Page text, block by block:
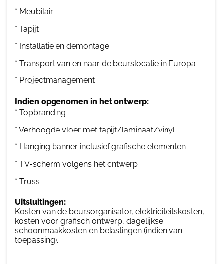
* Meubilair
* Tapijt
* Installatie en demontage
* Transport van en naar de beurslocatie in Europa
* Projectmanagement
Indien opgenomen in het ontwerp:
* Topbranding
* Verhoogde vloer met tapijt/laminaat/vinyl
* Hanging banner inclusief grafische elementen
* TV-scherm volgens het ontwerp
* Truss
Uitsluitingen:
Kosten van de beursorganisator, elektriciteitskosten,
kosten voor grafisch ontwerp, dagelijkse
schoonmaakkosten en belastingen (indien van
toepassing).